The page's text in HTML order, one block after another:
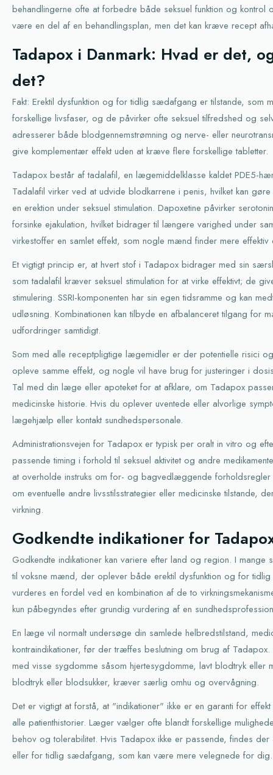
behandlingerne ofte at forbedre både seksuel funktion og kontrol
være en del af en behandlingsplan, men det kan kræve recept
Tadapox i Danmark: Hvad er det,
det?
Fakt: Erektil dysfunktion og for tidlig sædafgang er tilstande, som
forskellige livsfaser, og de påvirker ofte seksuel tilfredshed og
adresserer både blodgennemstrømning og nerve- eller
give komplementær effekt uden at kræve flere forskellige tabletter.
Tadapox består af tadalafil, en lægemiddelklasse kaldet PDE5-
Tadalafil virker ved at udvide blodkarrene i penis, hvilket kan
en erektion under seksuel stimulation. Dapoxetine påvirker
forsinke ejakulation, hvilket bidrager til længere varighed under
virkestoffer en samlet effekt, som nogle mænd finder mere
Et vigtigt princip er, at hvert stof i Tadapox bidrager med sin
som tadalafil kræver seksuel stimulation for at virke effektivt; de
stimulering. SSRI-komponenten har sin egen tidsramme og kan
udløsning. Kombinationen kan tilbyde en afbalanceret tilgang for
udfordringer samtidigt.
Som med alle receptpligtige lægemidler er der potentielle risici
opleve samme effekt, og nogle vil have brug for justeringer i
Tal med din læge eller apoteket for at afklare, om Tadapox
medicinske historie. Hvis du oplever uventede eller alvorlige
lægehjælp eller kontakt sundhedspersonale.
Administrationsvejen for Tadapox er typisk per oralt in vitro og
passende timing i forhold til seksuel aktivitet og andre
at overholde instruks om for- og bagvedlæggende
om eventuelle andre livsstilsstrategier eller medicinske tilstande,
virkning.
Godkendte indikationer for
Godkendte indikationer kan variere efter land og region. I mange
til voksne mænd, der oplever både erektil dysfunktion og for
vurderes en fordel ved en kombination af de to
kun påbegyndes efter grundig vurdering af en
En læge vil normalt undersøge din samlede helbredstilstand,
kontraindikationer, før der træffes beslutning om brug af
med visse sygdomme såsom hjertesygdomme, lavt blodtryk eller
blodtryk eller blodsukker, kræver særlig omhu og overvågning.
Det er vigtigt at forstå, at "indikationer" ikke er en garanti for
alle patienthistorier. Læger vælger ofte blandt forskellige
behov og tolerabilitet. Hvis Tadapox ikke er passende, findes
eller for tidlig sædafgang, som kan være mere velegnede for dig.